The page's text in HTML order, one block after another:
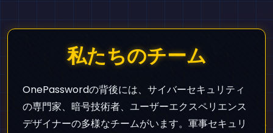
私たちのチーム
OnePasswordの背後には、サイバーセキュリティ
の専門家、暗号技術者、ユーザーエクスペリエンス
デザイナーの多様なチームがいます。軍事セキュリ